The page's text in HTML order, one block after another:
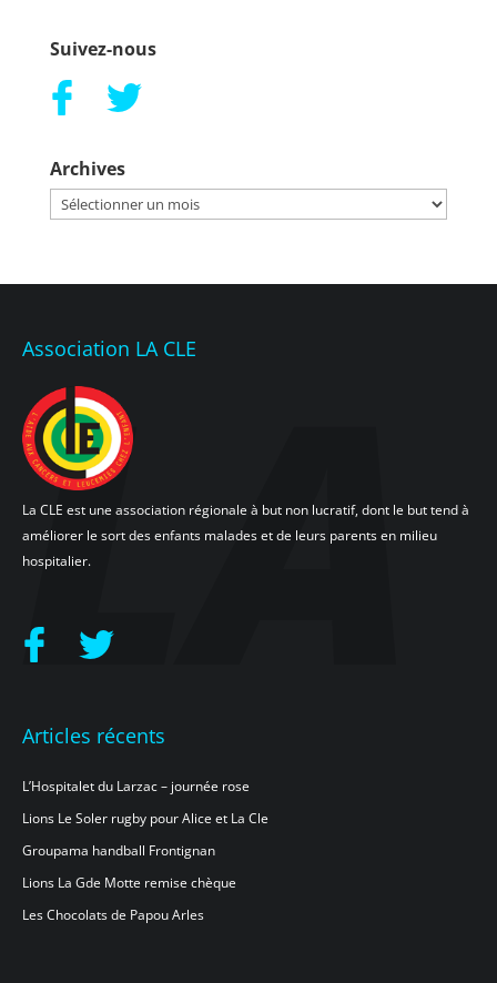
Suivez-nous
Archives
Archives
Association LA CLE
La CLE est une association régionale à but non lucratif, dont le but tend à
améliorer le sort des enfants malades et de leurs parents en milieu
hospitalier.
Articles récents
L’Hospitalet du Larzac – journée rose
Lions Le Soler rugby pour Alice et La Cle
Groupama handball Frontignan
Lions La Gde Motte remise chèque
Les Chocolats de Papou Arles